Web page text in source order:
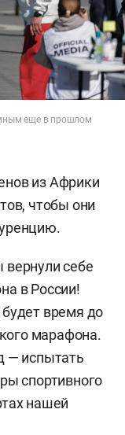
еще в прошлом
из Африки
чтобы они
себе
в России!
время до
марафона.
— испытать
спортивного
нашей